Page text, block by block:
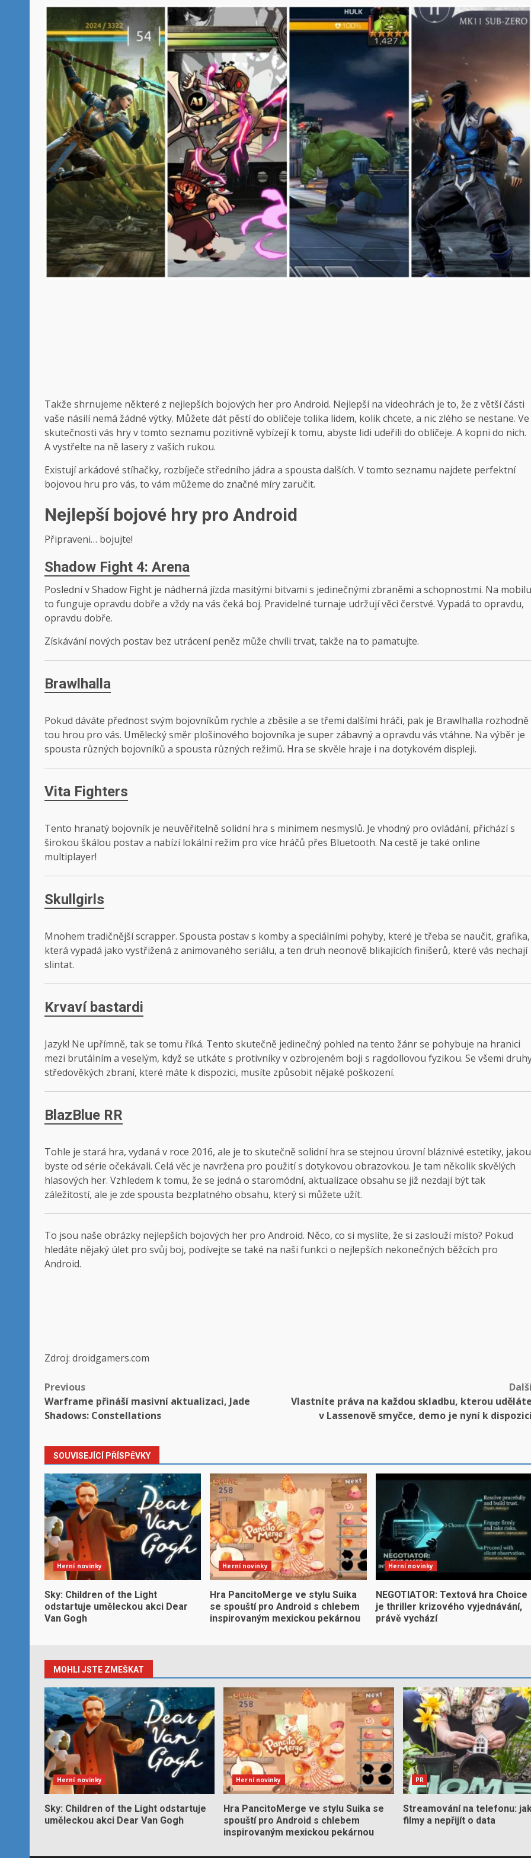
Takže shrnujeme některé z nejlepších bojových her pro Android. Nejlepší na videohrách je to, že z větší části
vaše násilí nemá žádné výtky. Můžete dát pěstí do obličeje tolika lidem, kolik chcete, a nic zlého se nestane. Ve
skutečnosti vás hry v tomto seznamu pozitivně vybízejí k tomu, abyste lidi udeřili do obličeje. A kopni do nich.
A vystřelte na ně lasery z vašich rukou.
Existují arkádové stíhačky, rozbíječe středního jádra a spousta dalších. V tomto seznamu najdete perfektní
bojovou hru pro vás, to vám můžeme do značné míry zaručit.
Nejlepší bojové hry pro Android
Připraveni… bojujte!
Shadow Fight 4: Arena
Poslední v Shadow Fight je nádherná jízda masitými bitvami s jedinečnými zbraněmi a schopnostmi. Na mobilu
to funguje opravdu dobře a vždy na vás čeká boj. Pravidelné turnaje udržují věci čerstvé. Vypadá to opravdu,
opravdu dobře.
Získávání nových postav bez utrácení peněz může chvíli trvat, takže na to pamatujte.
Brawlhalla
Pokud dáváte přednost svým bojovníkům rychle a zběsile a se třemi dalšími hráči, pak je Brawlhalla rozhodně
tou hrou pro vás. Umělecký směr plošinového bojovníka je super zábavný a opravdu vás vtáhne. Na výběr je
spousta různých bojovníků a spousta různých režimů. Hra se skvěle hraje i na dotykovém displeji.
Vita Fighters
Tento hranatý bojovník je neuvěřitelně solidní hra s minimem nesmyslů. Je vhodný pro ovládání, přichází s
širokou škálou postav a nabízí lokální režim pro více hráčů přes Bluetooth. Na cestě je také online
multiplayer!
Skullgirls
Mnohem tradičnější scrapper. Spousta postav s komby a speciálními pohyby, které je třeba se naučit, grafika,
která vypadá jako vystřižená z animovaného seriálu, a ten druh neonově blikajících finišerů, které vás nechají
slintat.
Krvaví bastardi
Jazyk! Ne upřímně, tak se tomu říká. Tento skutečně jedinečný pohled na tento žánr se pohybuje na hranici
mezi brutálním a veselým, když se utkáte s protivníky v ozbrojeném boji s ragdollovou fyzikou. Se všemi
středověkých zbraní, které máte k dispozici, musíte způsobit nějaké poškození.
BlazBlue RR
Tohle je stará hra, vydaná v roce 2016, ale je to skutečně solidní hra se stejnou úrovní bláznivé estetiky, jakou
byste od série očekávali. Celá věc je navržena pro použití s ​​dotykovou obrazovkou. Je tam několik skvělých
hlasových her. Vzhledem k tomu, že se jedná o staromódní, aktualizace obsahu se již nezdají být tak
záležitostí, ale je zde spousta bezplatného obsahu, který si můžete užít.
To jsou naše obrázky nejlepších bojových her pro Android. Něco, co si myslíte, že si zaslouží místo? Pokud
hledáte nějaký úlet pro svůj boj, podívejte se také na naši funkci o nejlepších nekonečných běžcích pro
Android.
Zdroj: droidgamers.com
Post
navigation
Previous
Warframe přináší masivní aktualizaci, Jade
Shadows: Constellations
Vlastníte práva na každou skladbu, kterou
v Lassenově smyčce, demo je nyní k
SOUVISEJÍCÍ PŘÍSPĚVKY
Herní novinky
Sky: Children of the Light
odstartuje uměleckou akci Dear
Van Gogh
Herní novinky
Hra PancitoMerge ve stylu Suika
se spouští pro Android s chlebem
inspirovaným mexickou pekárnou
Herní novinky
NEGOTIATOR: Textová hra Choice
je thriller krizového vyjednávání,
právě vychází
MOHLI JSTE ZMEŠKAT
Herní novinky
Sky: Children of the Light odstartuje
uměleckou akci Dear Van Gogh
Herní novinky
Hra PancitoMerge ve stylu Suika se
spouští pro Android s chlebem
inspirovaným mexickou pekárnou
PR
Streamování na telefonu:
filmy a nepřijít o data